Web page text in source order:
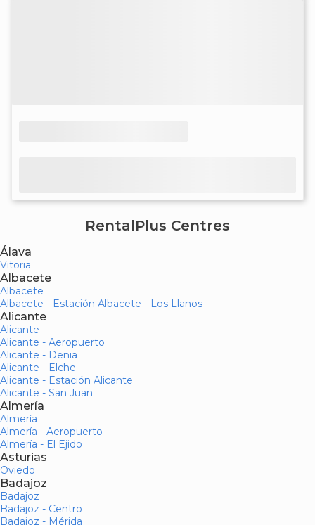
RentalPlus Centres
Álava
Vitoria
Albacete
Albacete
Albacete - Estación Albacete - Los Llanos
Alicante
Alicante
Alicante - Aeropuerto
Alicante - Denia
Alicante - Elche
Alicante - Estación Alicante
Alicante - San Juan
Almería
Almería
Almería - Aeropuerto
Almería - El Ejido
Asturias
Oviedo
Badajoz
Badajoz
Badajoz - Centro
Badajoz - Mérida